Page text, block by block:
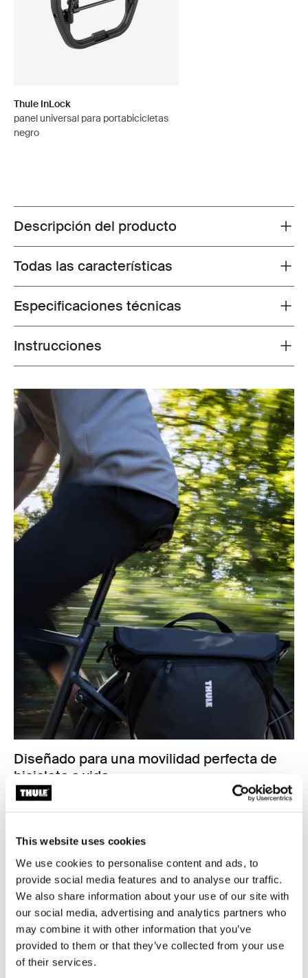
This website uses cookies
We use cookies to personalise content and ads, to
provide social media features and to analyse our traffic.
We also share information about your use of our site with
our social media, advertising and analytics partners who
may combine it with other information that you’ve
provided to them or that they’ve collected from your use
of their services.
Thule InLock
panel universal para portabicicletas
negro
Toggle overview
Descripción del producto
Toggle features
Todas las características
Toggle techspec
Especificaciones técnicas
Toggle guides and instructions
Instrucciones
Diseñado para una movilidad perfecta de
bicicleta a vida
Desde tu bicicleta hasta tu espalda, hombro o mano,
las bolsas Thule Shield están hechas para la vida en
múltiples opciones de transporte hacen que cada bolsa
sea tan cómoda fuera de la bicicleta como segura
sobre ella. Ya sea que te desplaces al trabajo, te reúnas
con amigos o vayas al gimnasio, estas bolsas se
adaptan a tu estilo de vida.